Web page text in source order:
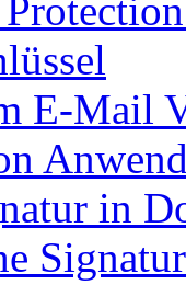
E-Mail
in